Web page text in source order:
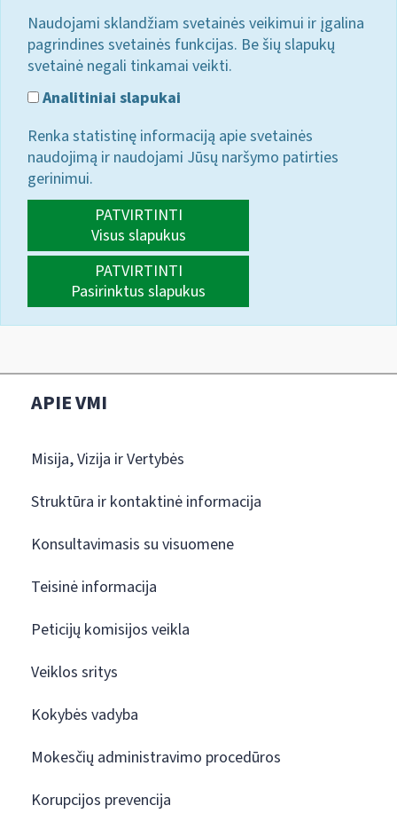
Naudojami sklandžiam svetainės veikimui ir įgalina
pagrindines svetainės funkcijas. Be šių slapukų
svetainė negali tinkamai veikti.
Analitiniai slapukai
Renka statistinę informaciją apie svetainės
naudojimą ir naudojami Jūsų naršymo patirties
gerinimui.
PATVIRTINTI
Visus slapukus
PATVIRTINTI
Pasirinktus slapukus
APIE VMI
Misija, Vizija ir Vertybės
Struktūra ir kontaktinė informacija
Konsultavimasis su visuomene
Teisinė informacija
Peticijų komisijos veikla
Veiklos sritys
Kokybės vadyba
Mokesčių administravimo procedūros
Korupcijos prevencija